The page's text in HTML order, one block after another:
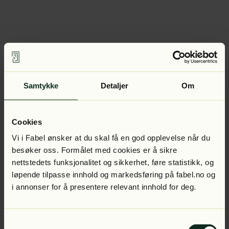
Samtykke Detaljer Om
Cookies
Vi i Fabel ønsker at du skal få en god opplevelse når du
besøker oss. Formålet med cookies er å sikre
nettstedets funksjonalitet og sikkerhet, føre statistikk, og
løpende tilpasse innhold og markedsføring på fabel.no og
i annonser for å presentere relevant innhold for deg.